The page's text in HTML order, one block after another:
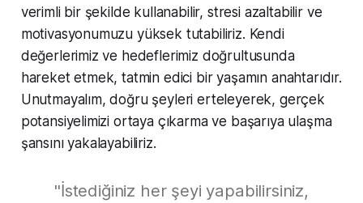
verimli bir şekilde kullanabilir, stresi azaltabilir ve
motivasyonumuzu yüksek tutabiliriz. Kendi
değerlerimiz ve hedeflerimiz doğrultusunda
hareket etmek, tatmin edici bir yaşamın anahtarıdır.
Unutmayalım, doğru şeyleri erteleyerek, gerçek
potansiyelimizi ortaya çıkarma ve başarıya ulaşma
şansını yakalayabiliriz.
"İstediğiniz her şeyi yapabilirsiniz,